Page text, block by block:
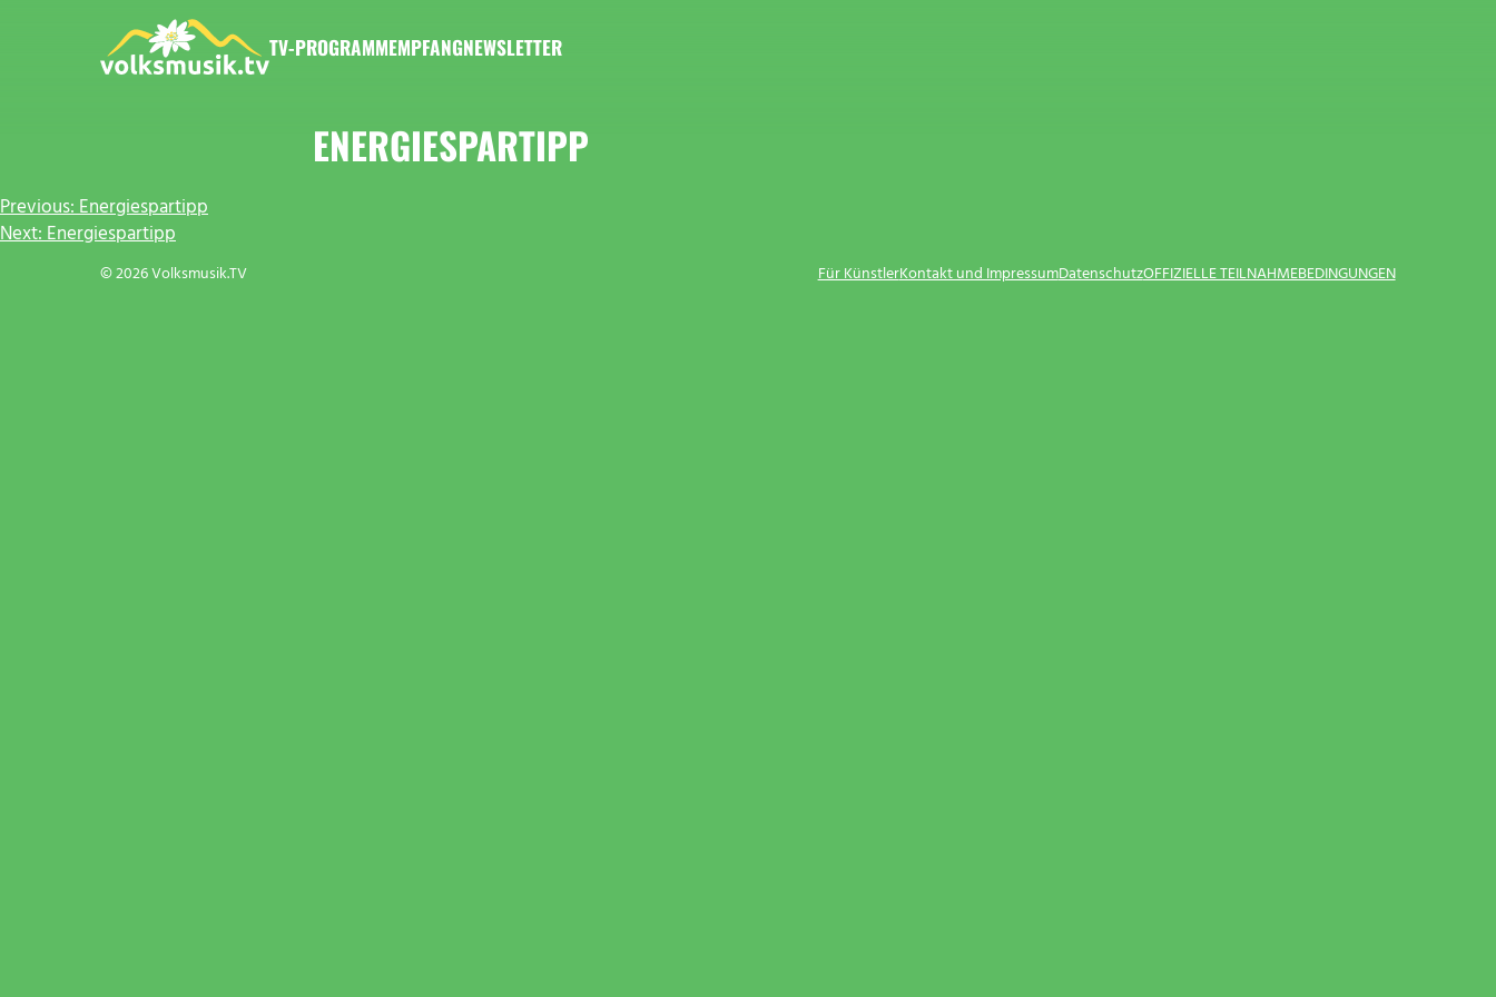
TV-PROGRAMMEMPFANGNEWSLETTER
ENERGIESPARTIPP
BEITRAGSNAVIGATION
Previous:Energiespartipp
Next:Energiespartipp
© 2026 Volksmusik.TV Für KünstlerKontakt und ImpressumDatenschutzOFFIZIELLE TEILNAHMEBEDINGUNGEN